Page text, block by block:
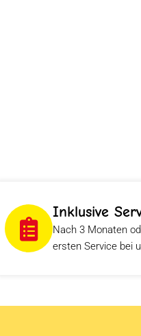
Inklusive
Nach 3 Monaten
ersten Service bei